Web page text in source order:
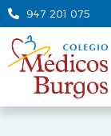
947 201 075